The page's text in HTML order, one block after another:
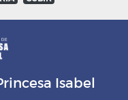
Isabel